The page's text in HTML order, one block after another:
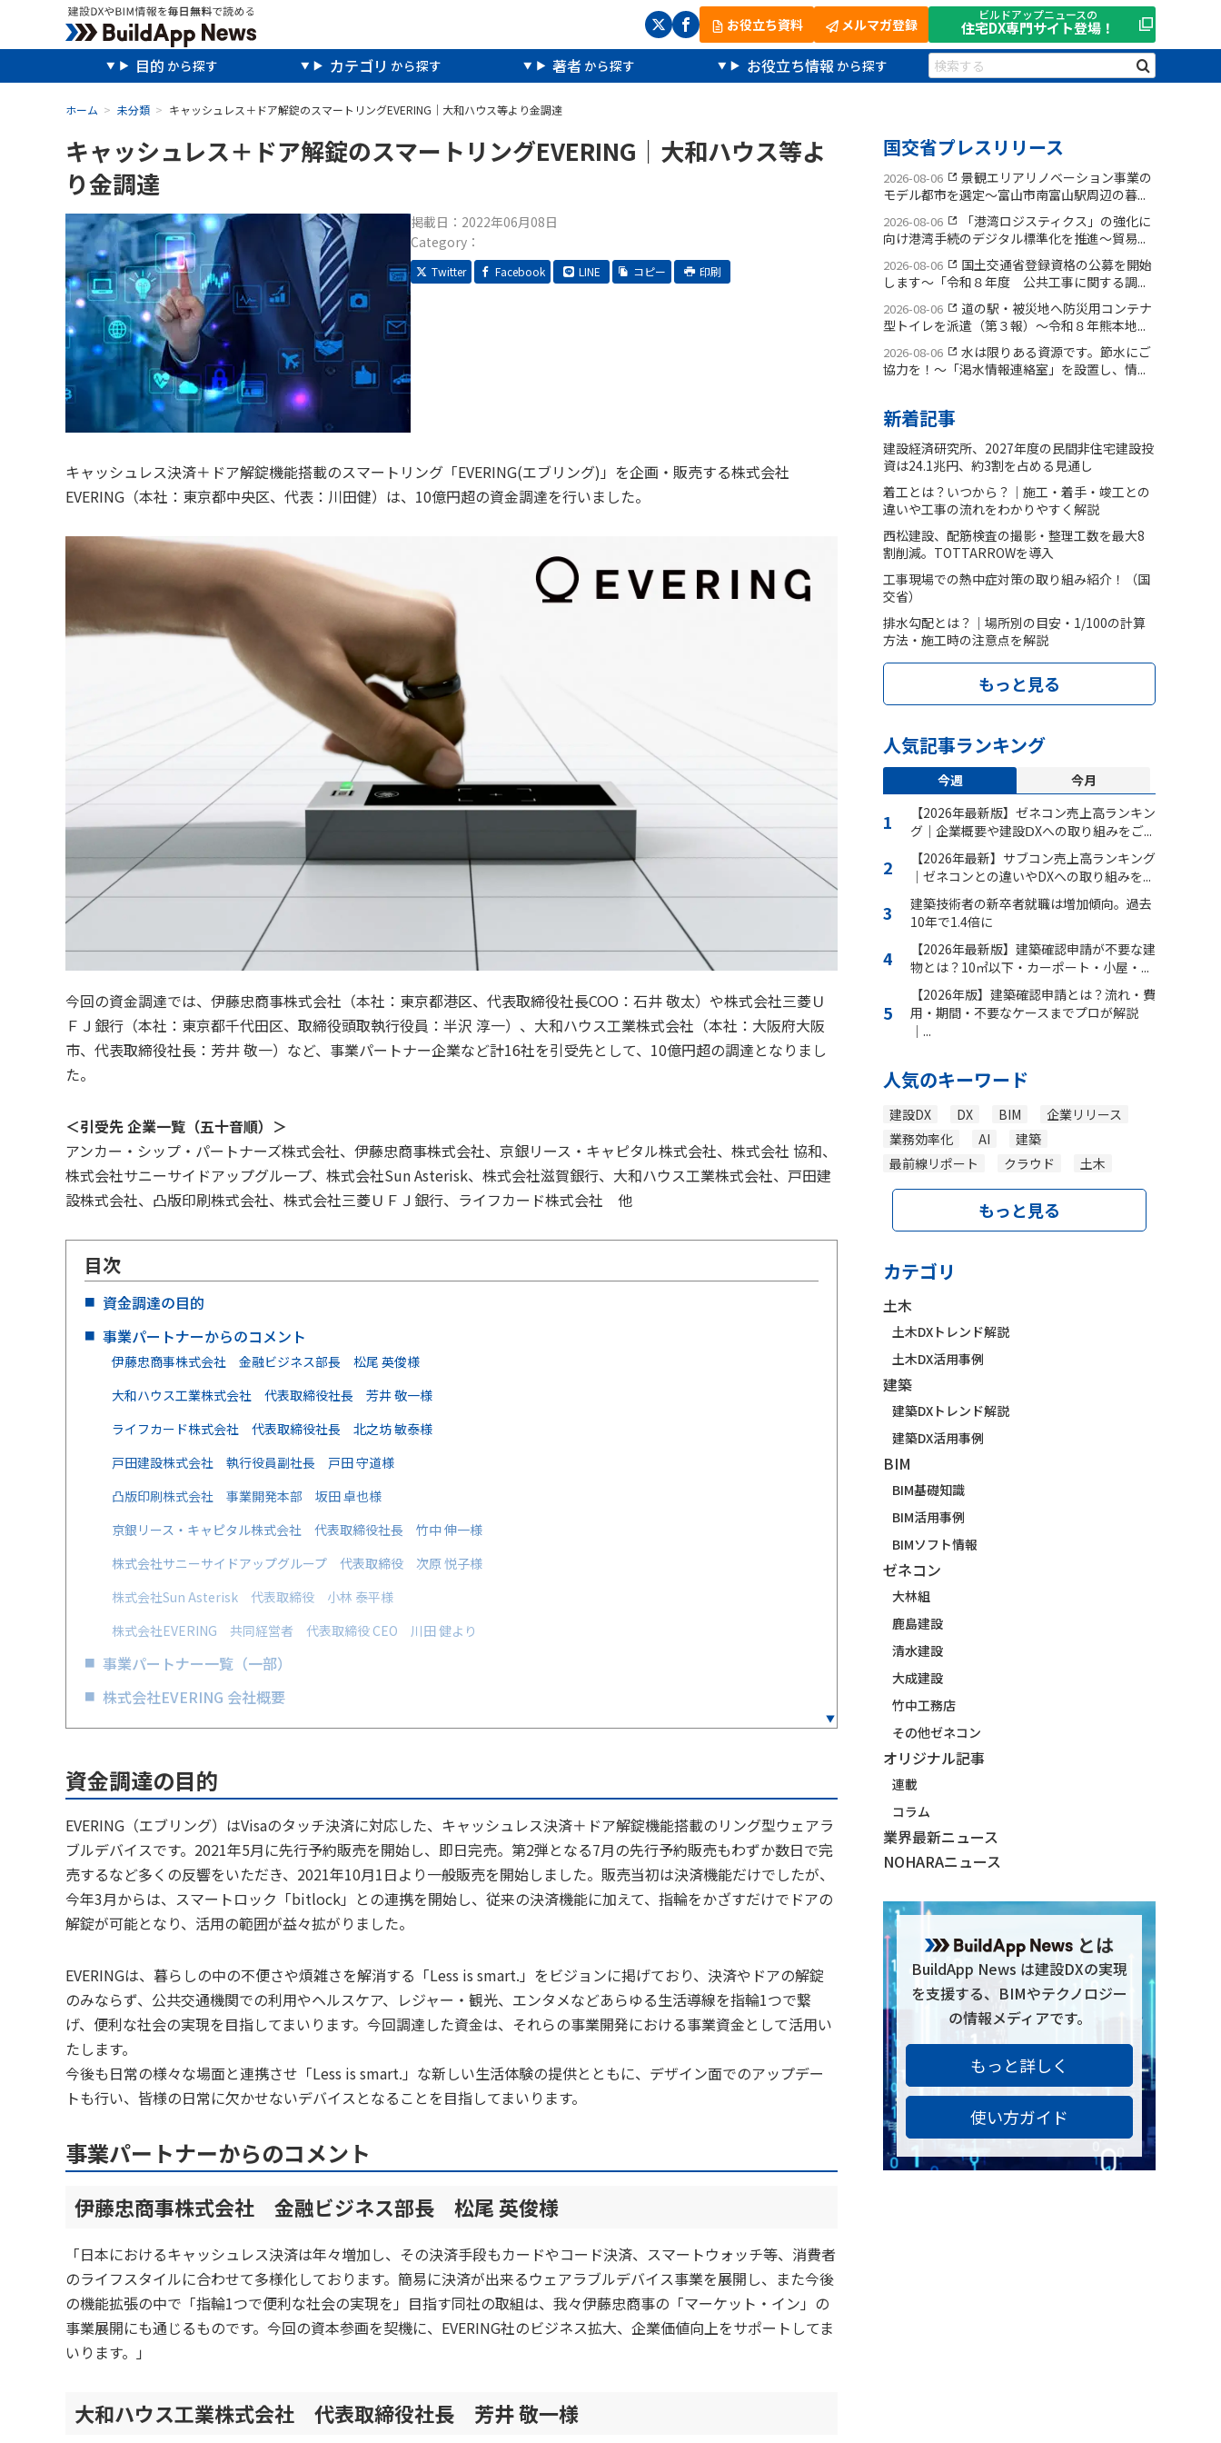
お役立ち資料 メルマガ登録
ビルドアップニュースの
住宅DX専門サイト登場！
目的 カテゴリ 著者 お役立ち情報
ホーム 未分類 キャッシュレス＋ドア解錠のスマートリングEVERING｜大和ハウス等より金調達
キャッシュレス＋ドア解錠のスマートリングEVERING｜大和ハウス等よ
り金調達
掲載日： 2022年06月08日
Category：
Twitter Facebook LINE コピー 印刷
キャッシュレス決済＋ドア解錠機能搭載のスマートリング「EVERING(エブリング)」を企画・販売する株式会社
EVERING（本社：東京都中央区、代表：川田健）は、10億円超の資金調達を行いました。
今回の資金調達では、伊藤忠商事株式会社（本社：東京都港区、代表取締役社長COO：石井 敬太）や株式会社三菱Ｕ
ＦＪ銀行（本社：東京都千代田区、取締役頭取執行役員：半沢 淳一）、大和ハウス工業株式会社（本社：大阪府大阪
市、代表取締役社長：芳井 敬一）など、事業パートナー企業など計16社を引受先として、10億円超の調達となりまし
た。
＜引受先 企業一覧（五十音順）＞
アンカー・シップ・パートナーズ株式会社、伊藤忠商事株式会社、京銀リース・キャピタル株式会社、株式会社 協和、
株式会社サニーサイドアップグループ、株式会社Sun Asterisk、株式会社滋賀銀行、大和ハウス工業株式会社、戸田建
設株式会社、凸版印刷株式会社、株式会社三菱ＵＦＪ銀行、ライフカード株式会社 他
目次
資金調達の目的
事業パートナーからのコメント
伊藤忠商事株式会社 金融ビジネス部長 松尾 英俊様
大和ハウス工業株式会社 代表取締役社長 芳井 敬一様
ライフカード株式会社 代表取締役社長 北之坊 敏泰様
戸田建設株式会社 執行役員副社長 戸田 守道様
凸版印刷株式会社 事業開発本部 坂田 卓也様
京銀リース・キャピタル株式会社 代表取締役社長 竹中 伸一様
株式会社サニーサイドアップグループ 代表取締役 次原 悦子様
株式会社Sun Asterisk 代表取締役 小林 泰平様
株式会社EVERING 共同経営者 代表取締役 CEO 川田 健より
事業パートナー一覧（一部）
株式会社EVERING 会社概要
資金調達の目的
EVERING（エブリング）はVisaのタッチ決済に対応した、キャッシュレス決済＋ドア解錠機能搭載のリング型ウェアラ
ブルデバイスです。2021年5月に先行予約販売を開始し、即日完売。第2弾となる7月の先行予約販売もわずか数日で完
売するなど多くの反響をいただき、2021年10月1日より一般販売を開始しました。販売当初は決済機能だけでしたが、
今年3月からは、スマートロック「bitlock」との連携を開始し、従来の決済機能に加えて、指輪をかざすだけでドアの
解錠が可能となり、活用の範囲が益々拡がりました。
EVERINGは、暮らしの中の不便さや煩雑さを解消する「Less is smart.」をビジョンに掲げており、決済やドアの解錠
のみならず、公共交通機関での利用やヘルスケア、レジャー・観光、エンタメなどあらゆる生活導線を指輪1つで繋
げ、便利な社会の実現を目指してまいります。今回調達した資金は、それらの事業開発における事業資金として活用い
たします。
今後も日常の様々な場面と連携させ「Less is smart.」な新しい生活体験の提供とともに、デザイン面でのアップデー
トも行い、皆様の日常に欠かせないデバイスとなることを目指してまいります。
事業パートナーからのコメント
伊藤忠商事株式会社 金融ビジネス部長 松尾 英俊様
「日本におけるキャッシュレス決済は年々増加し、その決済手段もカードやコード決済、スマートウォッチ等、消費者
のライフスタイルに合わせて多様化しております。簡易に決済が出来るウェアラブルデバイス事業を展開し、また今後
の機能拡張の中で「指輪1つで便利な社会の実現を」目指す同社の取組は、我々伊藤忠商事の「マーケット・イン」の
事業展開にも通じるものです。今回の資本参画を契機に、EVERING社のビジネス拡大、企業価値向上をサポートしてま
いります。」
大和ハウス工業株式会社 代表取締役社長 芳井 敬一様
国交省プレスリリース
2026-08-06
景観エリアリノベーション事業の
モデル都市を選定〜富山市南富山駅周辺の暮...
2026-08-06
「港湾ロジスティクス」の強化に
向け港湾手続のデジタル標準化を推進〜貿易...
2026-08-06
国土交通省登録資格の公募を開始
します〜「令和８年度 公共工事に関する調...
2026-08-06
道の駅・被災地へ防災用コンテナ
型トイレを派遣（第３報）〜令和８年熊本地...
2026-08-06
水は限りある資源です。節水にご
協力を！〜「渇水情報連絡室」を設置し、情...
新着記事
建設経済研究所、2027年度の民間非住宅建設投
資は24.1兆円、約3割を占める見通し
着工とは？いつから？｜施工・着手・竣工との
違いや工事の流れをわかりやすく解説
西松建設、配筋検査の撮影・整理工数を最大8
割削減。TOTTARROWを導入
工事現場での熱中症対策の取り組み紹介！（国
交省）
排水勾配とは？｜場所別の目安・1/100の計算
方法・施工時の注意点を解説
もっと見る
人気記事ランキング
今週
今月
【2026年最新版】ゼネコン売上高ランキン
グ｜企業概要や建設ⅮXへの取り組みをご...
【2026年最新】サブコン売上高ランキング
｜ゼネコンとの違いやDXへの取り組みを...
建築技術者の新卒者就職は増加傾向。過去
10年で1.4倍に
【2026年最新版】建築確認申請が不要な建
物とは？10㎡以下・カーポート・小屋・...
【2026年版】建築確認申請とは？流れ・費
用・期間・不要なケースまでプロが解説
｜...
人気のキーワード
建設DX DX BIM
企業リリース
業務効率化
AI
建築
最前線リポート
クラウド 土木
もっと見る
カテゴリ
土木
土木DXトレンド解説
土木DX活用事例
建築
建築DXトレンド解説
建築DX活用事例
BIM
BIM基礎知識
BIM活用事例
BIMソフト情報
ゼネコン
大林組
鹿島建設
清水建設
大成建設
竹中工務店
その他ゼネコン
オリジナル記事
連載
コラム
業界最新ニュース
NOHARAニュース
とは
BuildApp News は建設DXの実現
を支援する、BIMやテクノロジー
の情報メディアです。
もっと詳しく
使い方ガイド